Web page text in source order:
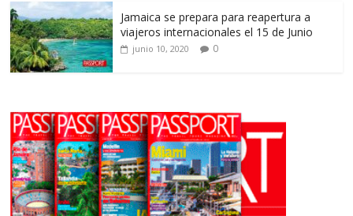
Jamaica se prepara para reapertura a
viajeros internacionales el 15 de Junio
junio 10, 2020 0